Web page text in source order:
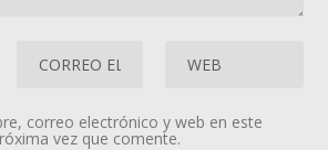
correo electrónico y web en este
vez que comente.